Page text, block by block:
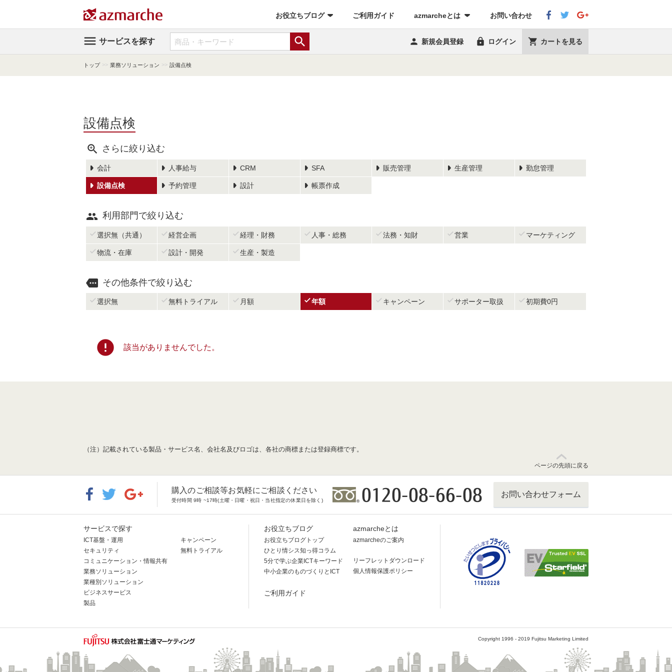
お役立ちブログ ご利用ガイド (current)azmarcheとは お問い合わせ
 サービスを探す   新規会員登録  ログイン  カートを見る
トップ >> 業務ソリューション >> 設備点検
設備点検
 さらに絞り込む
会計 人事給与 CRM SFA 販売管理 生産管理 勤怠管理
設備点検 予約管理 設計 帳票作成
 利用部門で絞り込む
 選択無（共通）  経営企画  経理・財務  人事・総務  法務・知財  営業  マーケティング
 物流・在庫  設計・開発  生産・製造
 その他条件で絞り込む
 選択無  無料トライアル  月額 年額  キャンペーン  サポーター取扱  初期費0円
error 該当がありませんでした。
（注）記載されている製品・サービス名、会社名及びロゴは、各社の商標または登録商標です。
ページの先頭に戻る
購入のご相談等お気軽にご相談ください
受付時間 9時 ~17時(土曜・日曜・祝日・当社指定の休業日を除く)
お問い合わせフォーム
サービスで探す
ICT基盤・運用
セキュリティ
コミュニケーション・情報共有
業務ソリューション
業種別ソリューション
ビジネスサービス
製品
キャンペーン
無料トライアル
お役立ちブログ
お役立ちブログトップ
ひとり情シス知っ得コラム
5分で学ぶ企業ICTキーワード
中小企業のものづくりとICT
ご利用ガイド
azmarcheとは
azmarcheのご案内
リーフレットダウンロード
個人情報保護ポリシー
Copyright 1996 - 2019 Fujitsu Marketing Limited